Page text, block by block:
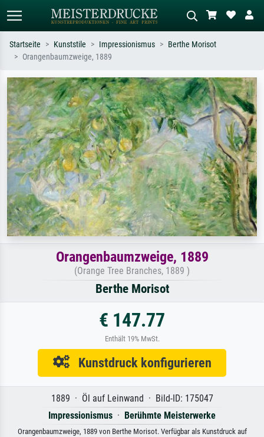
Suchen Sie nach Künstlern, Werktiteln
oder Stilen – z.B. Monet,
Sternennacht, Impressionismus, Welle
Hokusai, Akt.
Beschreiben Sie die Szene – z.B. Grüne
Wiese, Abstrakt mit viel Rot, Dunkles
Ölgemälde, Stehender Akt neben einem
Baum.
Startseite Kunststile Impressionismus
Berthe Morisot
Orangenbaumzweige, 1889
Orangenbaumzweige, 1889
(Orange Tree Branches, 1889 )
Berthe Morisot
€ 147.77
Enthält 19% MwSt.
Kunstdruck konfigurieren
1889 · Öl auf Leinwand · Bild-ID: 175047
Impressionismus · Berühmte Meisterwerke
Orangenbaumzweige, 1889 von Berthe Morisot. Verfügbar als Kunstdruck auf